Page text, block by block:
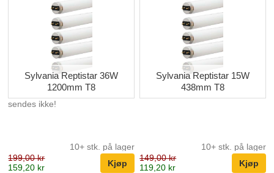
Sylvania Reptistar 36W
1200mm T8
sendes ikke!
10+ stk. på lager
199,00 kr
159,20 kr
Sylvania Reptistar 15W
438mm T8
10+ stk. på lager
149,00 kr
119,20 kr